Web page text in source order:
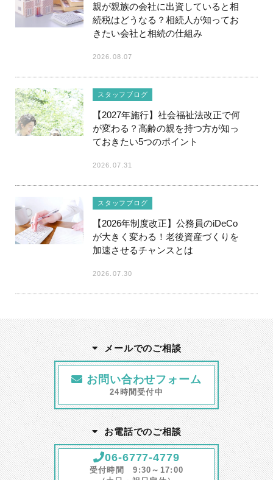
親が親族の会社に出資していると相
続税はどうなる？相続人が知ってお
きたい会社と相続の仕組み
2026.08.07
スタッフブログ
【2027年施行】社会福祉法改正で何
が変わる？高齢の親を持つ方が知っ
ておきたい5つのポイント
2026.07.31
スタッフブログ
【2026年制度改正】公務員のiDeCo
が大きく変わる！老後資産づくりを
加速させるチャンスとは
2026.07.30
メールでのご相談
お問い合わせフォーム
24時間受付中
お電話でのご相談
06-6777-4779
受付時間 9:30～17:00